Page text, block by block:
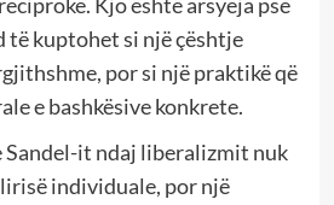
të kuptohet si një çështje
por si një praktikë që
e bashkësive konkrete.
it ndaj liberalizmit nuk
individuale, por një